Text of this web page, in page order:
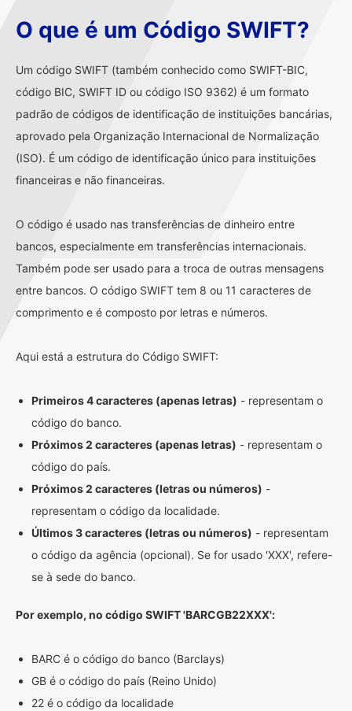
O que é um Código SWIFT?
Um código SWIFT (também conhecido como SWIFT-BIC,
código BIC, SWIFT ID ou código ISO 9362) é um formato
padrão de códigos de identificação de instituições bancárias,
aprovado pela Organização Internacional de Normalização
(ISO). É um código de identificação único para instituições
financeiras e não financeiras.
O código é usado nas transferências de dinheiro entre
bancos, especialmente em transferências internacionais.
Também pode ser usado para a troca de outras mensagens
entre bancos. O código SWIFT tem 8 ou 11 caracteres de
comprimento e é composto por letras e números.
Aqui está a estrutura do Código SWIFT:
Primeiros 4 caracteres (apenas letras) - representam o
código do banco.
Próximos 2 caracteres (apenas letras) - representam o
código do país.
Próximos 2 caracteres (letras ou números) -
representam o código da localidade.
Últimos 3 caracteres (letras ou números) - representam
o código da agência (opcional). Se for usado 'XXX', refere-
se à sede do banco.
Por exemplo, no código SWIFT 'BARCGB22XXX':
BARC é o código do banco (Barclays)
GB é o código do país (Reino Unido)
22 é o código da localidade